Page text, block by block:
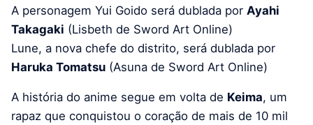
A personagem Yui Goido será dublada por Ayahi
Takagaki (Lisbeth de Sword Art Online)
Lune, a nova chefe do distrito, será dublada por
Haruka Tomatsu (Asuna de Sword Art Online)
A história do anime segue em volta de Keima, um
rapaz que conquistou o coração de mais de 10 mil